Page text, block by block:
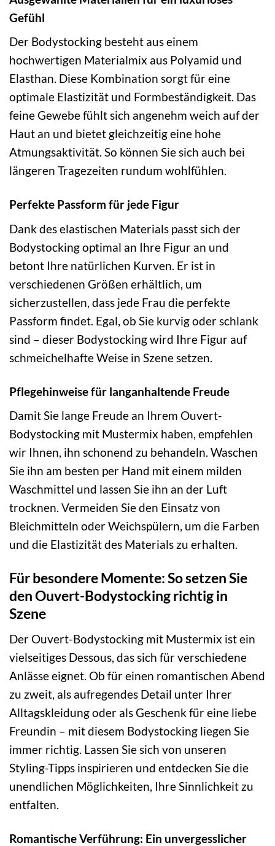
Gefühl
Der Bodystocking besteht aus einem
hochwertigen Materialmix aus Polyamid und
Elasthan. Diese Kombination sorgt für eine
optimale Elastizität und Formbeständigkeit. Das
feine Gewebe fühlt sich angenehm weich auf der
Haut an und bietet gleichzeitig eine hohe
Atmungsaktivität. So können Sie sich auch bei
längeren Tragezeiten rundum wohlfühlen.
Perfekte Passform für jede Figur
Dank des elastischen Materials passt sich der
Bodystocking optimal an Ihre Figur an und
betont Ihre natürlichen Kurven. Er ist in
verschiedenen Größen erhältlich, um
sicherzustellen, dass jede Frau die perfekte
Passform findet. Egal, ob Sie kurvig oder schlank
sind – dieser Bodystocking wird Ihre Figur auf
schmeichelhafte Weise in Szene setzen.
Pflegehinweise für langanhaltende Freude
Damit Sie lange Freude an Ihrem Ouvert-
Bodystocking mit Mustermix haben, empfehlen
wir Ihnen, ihn schonend zu behandeln. Waschen
Sie ihn am besten per Hand mit einem milden
Waschmittel und lassen Sie ihn an der Luft
trocknen. Vermeiden Sie den Einsatz von
Bleichmitteln oder Weichspülern, um die Farben
und die Elastizität des Materials zu erhalten.
Für besondere Momente: So setzen Sie
den Ouvert-Bodystocking richtig in
Szene
Der Ouvert-Bodystocking mit Mustermix ist ein
vielseitiges Dessous, das sich für verschiedene
Anlässe eignet. Ob für einen romantischen Abend
zu zweit, als aufregendes Detail unter Ihrer
Alltagskleidung oder als Geschenk für eine liebe
Freundin – mit diesem Bodystocking liegen Sie
immer richtig. Lassen Sie sich von unseren
Styling-Tipps inspirieren und entdecken Sie die
unendlichen Möglichkeiten, Ihre Sinnlichkeit zu
entfalten.
Romantische Verführung: Ein unvergesslicher